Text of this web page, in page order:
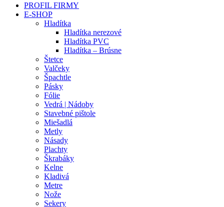
PROFIL FIRMY
E-SHOP
Hladítka
Hladítka nerezové
Hladítka PVC
Hladítka – Brúsne
Štetce
Valčeky
Špachtle
Pásky
Fólie
Vedrá | Nádoby
Stavebné pištole
Miešadlá
Metly
Násady
Plachty
Škrabáky
Kelne
Kladivá
Metre
Nože
Sekery